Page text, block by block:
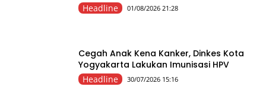
Headline 01/08/2026 21:28
Cegah Anak Kena Kanker, Dinkes Kota
Yogyakarta Lakukan Imunisasi HPV
Headline 30/07/2026 15:16